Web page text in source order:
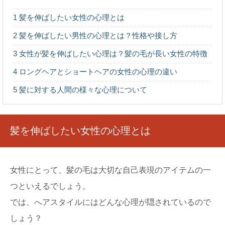
を紹介します
サテン生地とはどんな生地なのでしょうか？幼稚園の劇で
縫うことになったサテン生地…なんだかツルツルして...
梱包する時にプチプチの向きって、どっちが
正解なのでしょうか
を包む時に大活躍する梱包材と言えば、プチプチです...
3人家族に必要な生活費とは？赤ちゃんのう
ちに節約しておこう
新生児の混合育児。ミルクの足し方やタイミ
ングを紹介します
初めての赤ちゃんはわからないことばかり！ どうして泣
1 髪を伸ばしたい女性の心理とは
2 髪を伸ばしたい男性の心理とは？性格や接し方
3 女性が髪を伸ばしたい心理は？髪の毛が長い女性の特徴
4 ロングヘアとショートヘアの女性の心理の違い
5 髪に対する人間の様々な心理について
髪を伸ばしたい女性の心理とは
女性にとって、髪の毛は大切な自己表現のアイテムの一
つといえるでしょう。
では、へアスタイルにはどんな心理が隠されているので
しょう？